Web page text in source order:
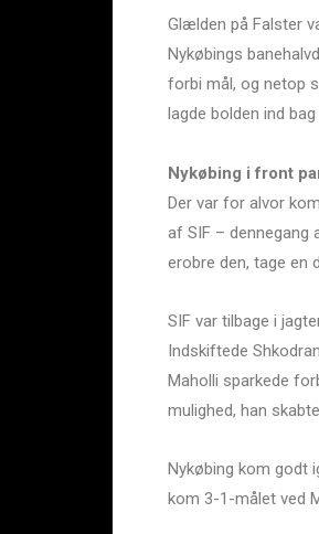
Glælden på Falster
Nykøbings
forbi mål, og netop
lagde bolden ind
Nykøbing i front
Der var for alvor
af SIF – dennegang
erobre den, tage en
SIF var tilbage i
Indskiftede
Maholli sparkede
mulighed, han
Nykøbing kom godt
kom 3-1-målet ved